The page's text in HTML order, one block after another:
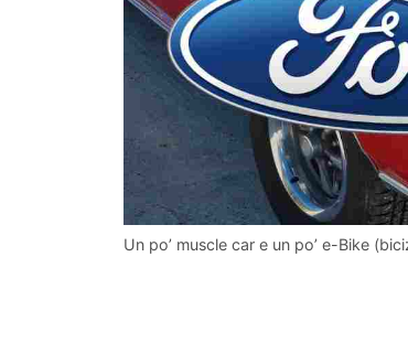
Un po’ muscle car e un po’ e-Bike